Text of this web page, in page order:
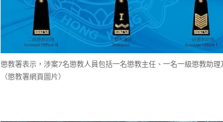
懲教署表示，涉案7名懲教人員包括一名懲教主任、一名一級懲教助
（懲教署網頁圖片）